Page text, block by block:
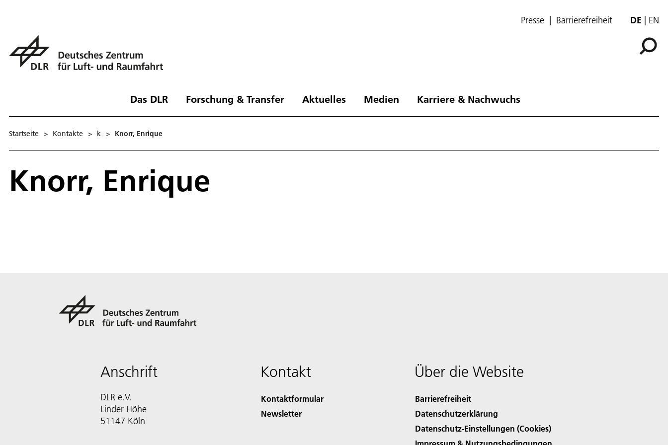
Presse Barrierefreiheit DE EN
Das DLR Forschung & Transfer Aktuelles Medien Karriere & Nachwuchs
Startseite > Kontakte > k > Knorr, Enrique
Knorr, Enrique
Anschrift
DLR e.V.
Linder Höhe
51147 Köln
Kontakt
Kontaktformular
Newsletter
Über die Website
Barrierefreiheit
Datenschutzerklärung
Datenschutz-Einstellungen (Cookies)